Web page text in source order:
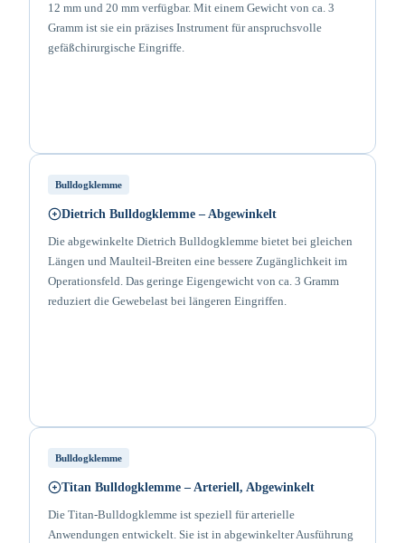
12 mm und 20 mm verfügbar. Mit einem Gewicht von ca. 3
Gramm ist sie ein präzises Instrument für anspruchsvolle
gefäßchirurgische Eingriffe.
Bulldogklemme
Dietrich Bulldogklemme – Abgewinkelt
Die abgewinkelte Dietrich Bulldogklemme bietet bei gleichen
Längen und Maulteil-Breiten eine bessere Zugänglichkeit im
Operationsfeld. Das geringe Eigengewicht von ca. 3 Gramm
reduziert die Gewebelast bei längeren Eingriffen.
Bulldogklemme
Titan Bulldogklemme – Arteriell, Abgewinkelt
Die Titan-Bulldogklemme ist speziell für arterielle
Anwendungen entwickelt. Sie ist in abgewinkelter Ausführung